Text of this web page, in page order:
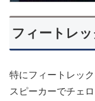
フィートレ
特にフィートレッ
スピーカーでチェ